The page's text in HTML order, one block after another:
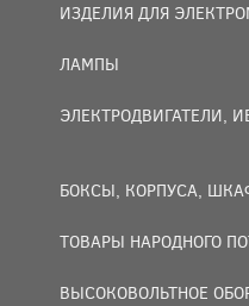
ИЗДЕЛИЯ ДЛЯ
ЛАМПЫ
ЭЛЕКТРОДВИГАТЕЛИ,
БОКСЫ, КОРПУСА,
ТОВАРЫ НАРОДНОГО
ВЫСОКОВОЛЬТНОЕ